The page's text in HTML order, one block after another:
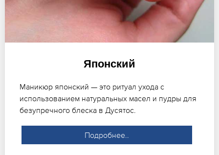
Японский
Маникюр японский — это ритуал ухода с
использованием натуральных масел и пудры для
безупречного блеска в Дусятос.
Подробнее..